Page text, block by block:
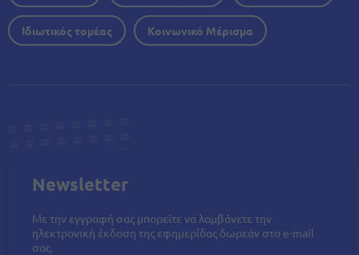
Ιδιωτικός τομέας Κοινωνικό Μέρισμα
Newsletter
Με την εγγραφή σας μπορείτε να λαμβάνετε την
ηλεκτρονική έκδοση της εφημερίδας δωρεάν στο e-mail
σας.